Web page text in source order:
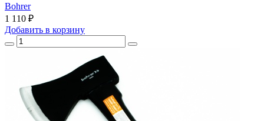
Bohrer
1 110 ₽
Добавить в корзину